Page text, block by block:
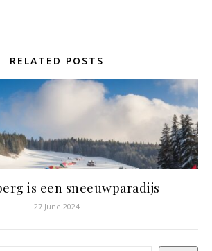
RELATED POSTS
is een sneeuwparadijs
27 June 2024